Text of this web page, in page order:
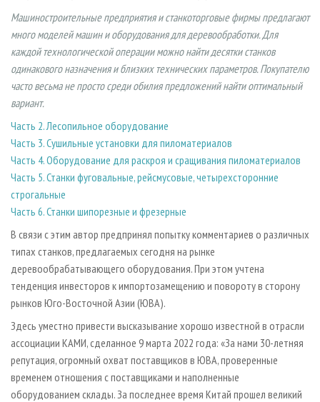
ПРОИЗВОДСТВО ДРЕВЕСНЫХ ПЛИТ
ДЕРЕВЯННОЕ ДОМОСТРОЕНИЕ
ПРОИЗВОДСТВО МЕБЕЛИ
БИОЭНЕРГЕТИКА
ЦБП
ИНСТРУМЕНТ И МАТЕРИАЛЫ
МОБИЛЬНЫЕ ВЫСТАВКИ
ОФИЦИАЛЬНЫЕ ДЕЛЕГАЦИИ
ПРИОРИТЕТНЫЕ ИНВЕСТПРОЕКТЫ
RUSSIAN FORESTRY REVIEW
ГАЗЕТА ЛЕСПРОМФОРУМ
БИБЛИОТЕКА СПЕЦИАЛИСТА
КОНТАКТЫ
РЕКЛАМА
РЕКЛАМА НА САЙТЕ
Машиностроительные предприятия и станкоторговые фирмы предлагают
много моделей машин и оборудования для деревообработки. Для
каждой технологической операции можно найти десятки станков
одинакового назначения и близких технических параметров. Покупателю
часто весьма не просто среди обилия предложений найти оптимальный
вариант.
Часть 2. Лесопильное оборудование
Часть 3. Сушильные установки для пиломатериалов
Часть 4. Оборудование для раскроя и сращивания пиломатериалов
Часть 5. Станки фуговальные, рейсмусовые, четырехсторонние
строгальные
Часть 6. Станки шипорезные и фрезерные
В связи с этим автор предпринял попытку комментариев о различных
типах станков, предлагаемых сегодня на рынке
деревообрабатывающего оборудования. При этом учтена
тенденция инвесторов к импортозамещению и повороту в сторону
рынков Юго-Восточной Азии (ЮВА).
Здесь уместно привести высказывание хорошо известной в отрасли
ассоциации КАМИ, сделанное 9 марта 2022 года: «За нами 30-летняя
репутация, огромный охват поставщиков в ЮВА, проверенные
временем отношения с поставщиками и наполненные
оборудованием склады. За последнее время Китай прошел великий